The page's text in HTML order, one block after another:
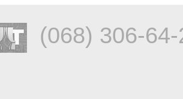
(068) 306-64-